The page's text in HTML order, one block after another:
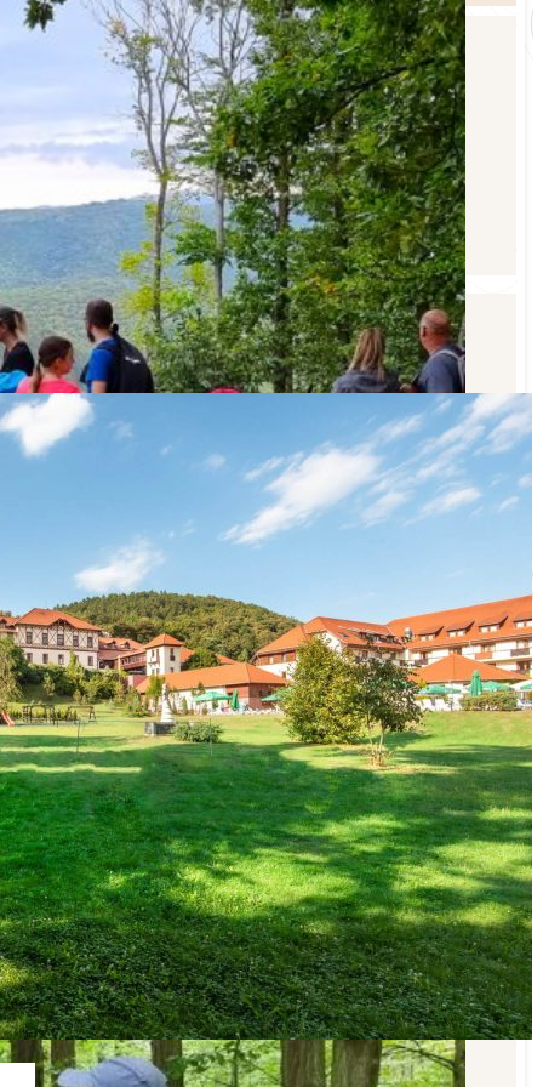
További információkat az alábbi elérhetőségeinken
Túravezető : Révész Zoltán+36703871105
Túraútvonallal kapcsolatban: Tóth Szabolcs
+36 20 248 7774
: eszakmatra@gmail.com
Ajánlott szolgáltatások